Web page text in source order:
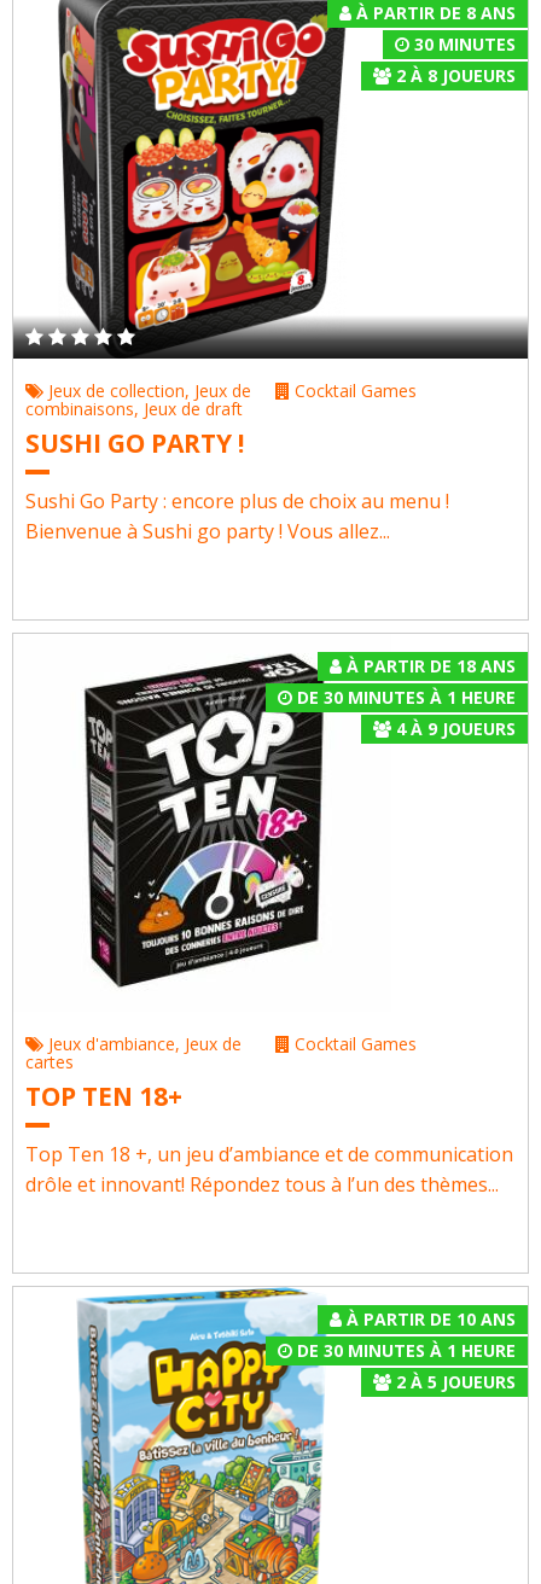
À PARTIR DE 8 ANS
30 MINUTES
2À 8JOUEURS
Jeux de collection, Jeux de
combinaisons, Jeux de draft
Cocktail Games
SUSHI GO PARTY !
Sushi Go Party : encore plus de choix au menu !
Bienvenue à Sushi go party ! Vous allez...
À PARTIR DE 18 ANS
DE 30 MINUTES À 1 HEURE
4À 9JOUEURS
Jeux d'ambiance, Jeux de
cartes
Cocktail Games
TOP TEN 18+
Top Ten 18 +, un jeu d’ambiance et de communication
drôle et innovant! Répondez tous à l’un des thèmes...
À PARTIR DE 10 ANS
DE 30 MINUTES À 1 HEURE
2À 5 JOUEURS